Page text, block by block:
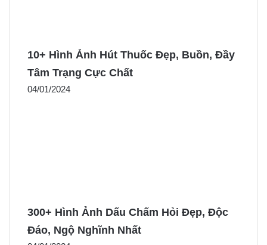
10+ Hình Ảnh Hút Thuốc Đẹp, Buồn, Đầy
Tâm Trạng Cực Chất
04/01/2024
300+ Hình Ảnh Dấu Chấm Hỏi Đẹp, Độc
Đáo, Ngộ Nghĩnh Nhất